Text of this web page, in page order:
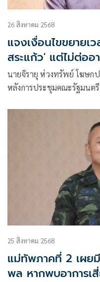
26 สิงหาคม 2568
แจงเงื่อนไขขยายเ
สระแก้ว' แต่ไม่ต่ออ
นายจิรายุ ห่วงทรัพย์ โฆษก
หลังการประชุมคณะรัฐมนต
25 สิงหาคม 2568
แม่ทัพภาคที่ 2 เผย
พล หากพบอาการเ